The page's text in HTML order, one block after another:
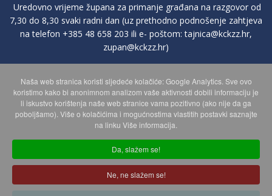
Uredovno vrijeme župana za primanje građana na razgovor od
7,30 do 8,30 svaki radni dan (uz prethodno podnošenje zahtjeva
na telefon +385 48 658 203 ili e- poštom:tajnica@kckzz.hr,
zupan@kckzz.hr)
POLITIKA ZAŠTITE PRIVATNOSTI OSOBNIH PODATAKA
MAPA WEBA
Copyright © 2026 Koprivničko - križevačka županija. Sva prava
zadržana.
Naša web stranica koristi sljedeće kolačiće: Google Analytics. Sve ovo
koristimo kako bi anonimnom analizom vaše aktivnosti dobili informaciju je
li iskustvo korištenja naše web stranice vama pozitivno (ako nije da ga
poboljšamo). Više o kolačićima i mogućnostima vlastitih postavki saznajte
na linku Više informacija.
Da, slažem se!
Ne, ne slažem se!